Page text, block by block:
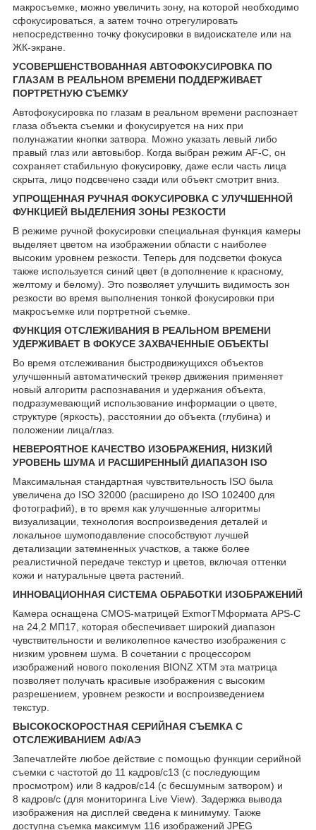
макросъемке, можно увеличить зону, на которой необходимо
сфокусироваться, а затем точно отрегулировать
непосредственно точку фокусировки в видоискателе или на
ЖК-экране.
УСОВЕРШЕНСТВОВАННАЯ АВТОФОКУСИРОВКА ПО
ГЛАЗАМ В РЕАЛЬНОМ ВРЕМЕНИ ПОДДЕРЖИВАЕТ
ПОРТРЕТНУЮ СЪЕМКУ
Автофокусировка по глазам в реальном времени распознает
глаза объекта съемки и фокусируется на них при
полунажатии кнопки затвора. Можно указать левый либо
правый глаз или автовыбор. Когда выбран режим AF-C, он
сохраняет стабильную фокусировку, даже если часть лица
скрыта, лицо подсвечено сзади или объект смотрит вниз.
УПРОЩЕННАЯ РУЧНАЯ ФОКУСИРОВКА С УЛУЧШЕННОЙ
ФУНКЦИЕЙ ВЫДЕЛЕНИЯ ЗОНЫ РЕЗКОСТИ
В режиме ручной фокусировки специальная функция камеры
выделяет цветом на изображении области с наиболее
высоким уровнем резкости. Теперь для подсветки фокуса
также используется синий цвет (в дополнение к красному,
желтому и белому). Это позволяет улучшить видимость зон
резкости во время выполнения тонкой фокусировки при
макросъемке или портретной съемке.
ФУНКЦИЯ ОТСЛЕЖИВАНИЯ В РЕАЛЬНОМ ВРЕМЕНИ
УДЕРЖИВАЕТ В ФОКУСЕ ЗАХВАЧЕННЫЕ ОБЪЕКТЫ
Во время отслеживания быстродвижущихся объектов
улучшенный автоматический трекер движения применяет
новый алгоритм распознавания и удержания объекта,
подразумевающий использование информации о цвете,
структуре (яркость), расстоянии до объекта (глубина) и
положении лица/глаз.
НЕВЕРОЯТНОЕ КАЧЕСТВО ИЗОБРАЖЕНИЯ, НИЗКИЙ
УРОВЕНЬ ШУМА И РАСШИРЕННЫЙ ДИАПАЗОН ISO
Максимальная стандартная чувствительность ISO была
увеличена до ISO 32000 (расширено до ISO 102400 для
фотографий), в то время как улучшенные алгоритмы
визуализации, технология воспроизведения деталей и
локальное шумоподавление способствуют лучшей
детализации затемненных участков, а также более
реалистичной передаче текстур и цветов, включая оттенки
кожи и натуральные цвета растений.
ИННОВАЦИОННАЯ СИСТЕМА ОБРАБОТКИ ИЗОБРАЖЕНИЙ
Камера оснащена CMOS-матрицей ExmorTMформата APS-C
на 24,2 МП17 , которая обеспечивает широкий диапазон
чувствительности и великолепное качество изображения с
низким уровнем шума. В сочетании с процессором
изображений нового поколения BIONZ XTM эта матрица
позволяет получать красивые изображения с высоким
разрешением, уровнем резкости и воспроизведением
текстур.
ВЫСОКОСКОРОСТНАЯ СЕРИЙНАЯ СЪЕМКА С
ОТСЛЕЖИВАНИЕМ АФ/АЭ
Запечатлейте любое действие с помощью функции серийной
съемки с частотой до 11 кадров/с13 (с последующим
просмотром) или 8 кадров/с14 (с бесшумным затвором) и
8 кадров/с (для мониторинга Live View). Задержка вывода
изображения на дисплей сведена к минимуму. Также
доступна съемка максимум 116 изображений JPEG